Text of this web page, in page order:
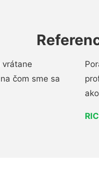
vrátane
čom sme sa